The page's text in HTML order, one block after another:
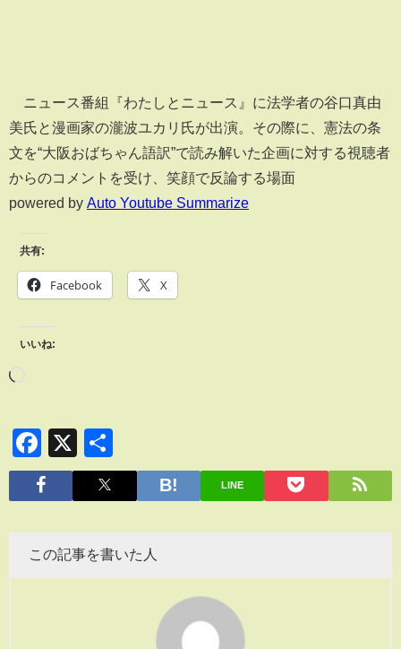
ニュース番組『わたしとニュース』に法学者の谷口真由
美氏と漫画家の瀧波ユカリ氏が出演。その際に、憲法の条
文を“大阪おばちゃん語訳”で読み解いた企画に対する視聴者
からのコメントを受け、笑顔で反論する場面
powered by Auto Youtube Summarize
共有:
Facebook X
いいね:
Facebook
X
有
LINE
この記事を書いた人